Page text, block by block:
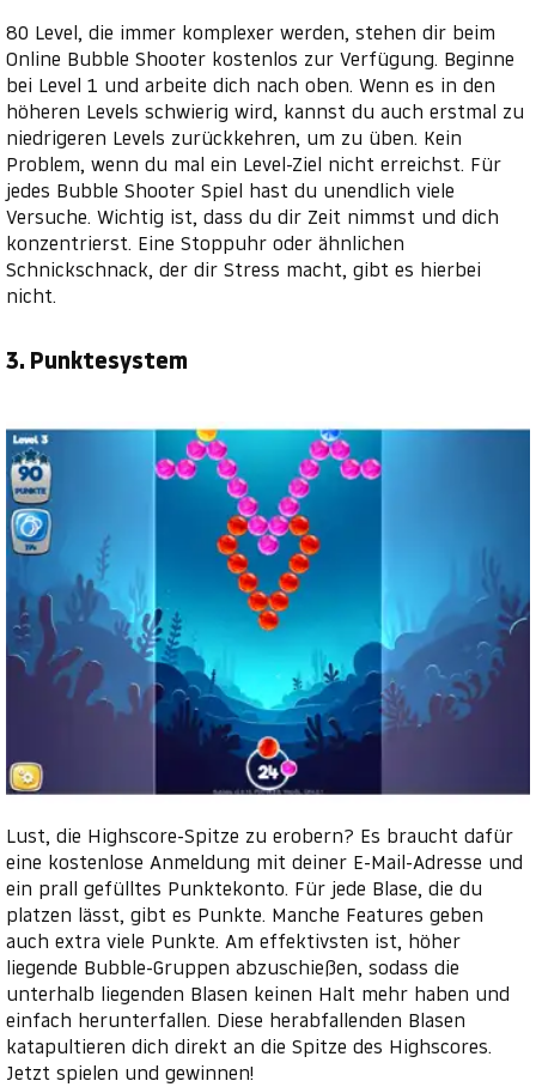
80 Level, die immer komplexer werden, stehen dir beim
Online Bubble Shooter kostenlos zur Verfügung. Beginne
bei Level 1 und arbeite dich nach oben. Wenn es in den
höheren Levels schwierig wird, kannst du auch erstmal zu
niedrigeren Levels zurückkehren, um zu üben. Kein
Problem, wenn du mal ein Level-Ziel nicht erreichst. Für
jedes Bubble Shooter Spiel hast du unendlich viele
Versuche. Wichtig ist, dass du dir Zeit nimmst und dich
konzentrierst. Eine Stoppuhr oder ähnlichen
Schnickschnack, der dir Stress macht, gibt es hierbei
nicht.
3. Punktesystem
Lust, die Highscore-Spitze zu erobern? Es braucht dafür
eine kostenlose Anmeldung mit deiner E-Mail-Adresse und
ein prall gefülltes Punktekonto. Für jede Blase, die du
platzen lässt, gibt es Punkte. Manche Features geben
auch extra viele Punkte. Am effektivsten ist, höher
liegende Bubble-Gruppen abzuschießen, sodass die
unterhalb liegenden Blasen keinen Halt mehr haben und
einfach herunterfallen. Diese herabfallenden Blasen
katapultieren dich direkt an die Spitze des Highscores.
Jetzt spielen und gewinnen!